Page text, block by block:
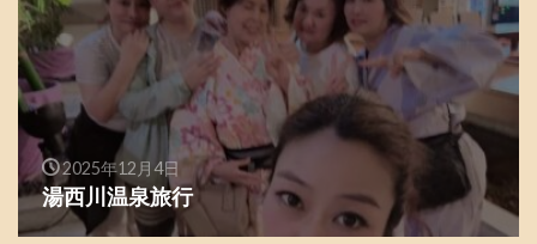
2025年12月4日
湯西川温泉旅行